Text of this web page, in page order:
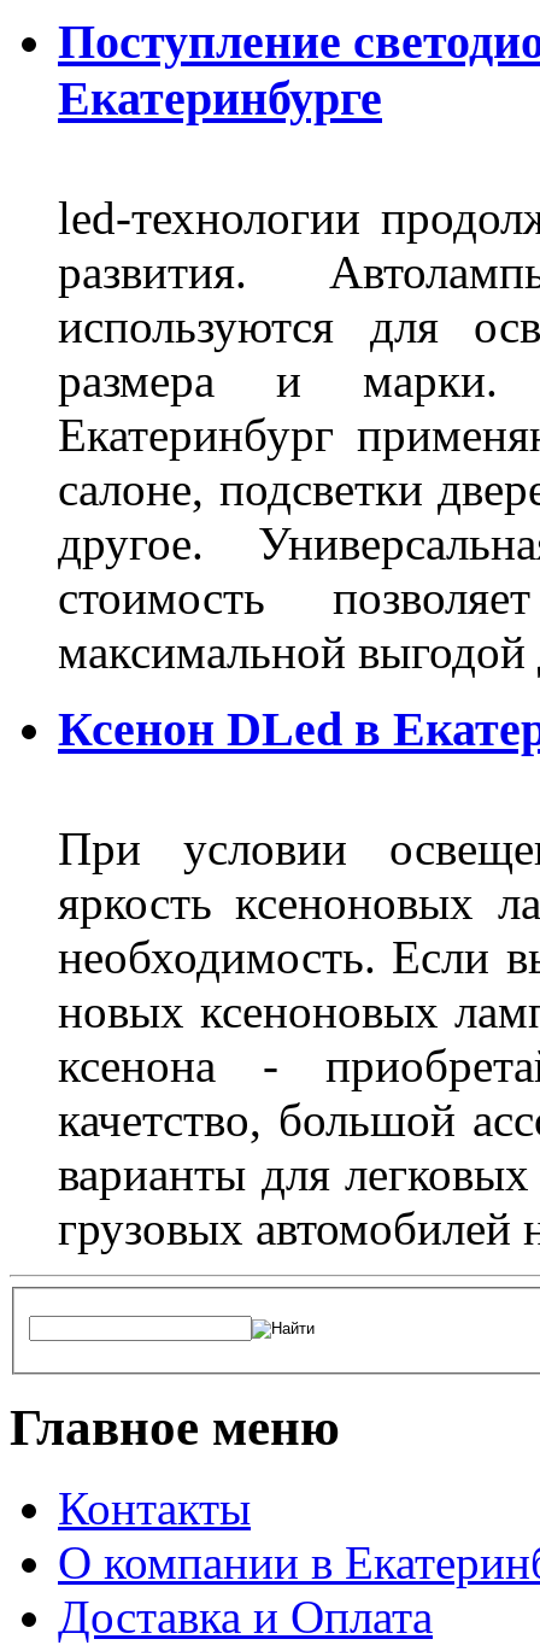
Поступление
Екатеринбурге
led-технологии
развития.
используются для
размера и марки.
Екатеринбург
салоне, подсветки
другое.
стоимость
максимальной
Ксенон DLed в
При условии
яркость ксеноновых
необходимость. Если
новых ксеноновых
ксенона -
качетство, большой
варианты для
грузовых автомобилей
Главное меню
Контакты
О компании в
Доставка и Оплата